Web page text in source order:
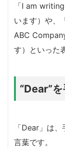
「I am
います）や
ABC
す）といった
“Dear”
「Dear」は
言葉です。